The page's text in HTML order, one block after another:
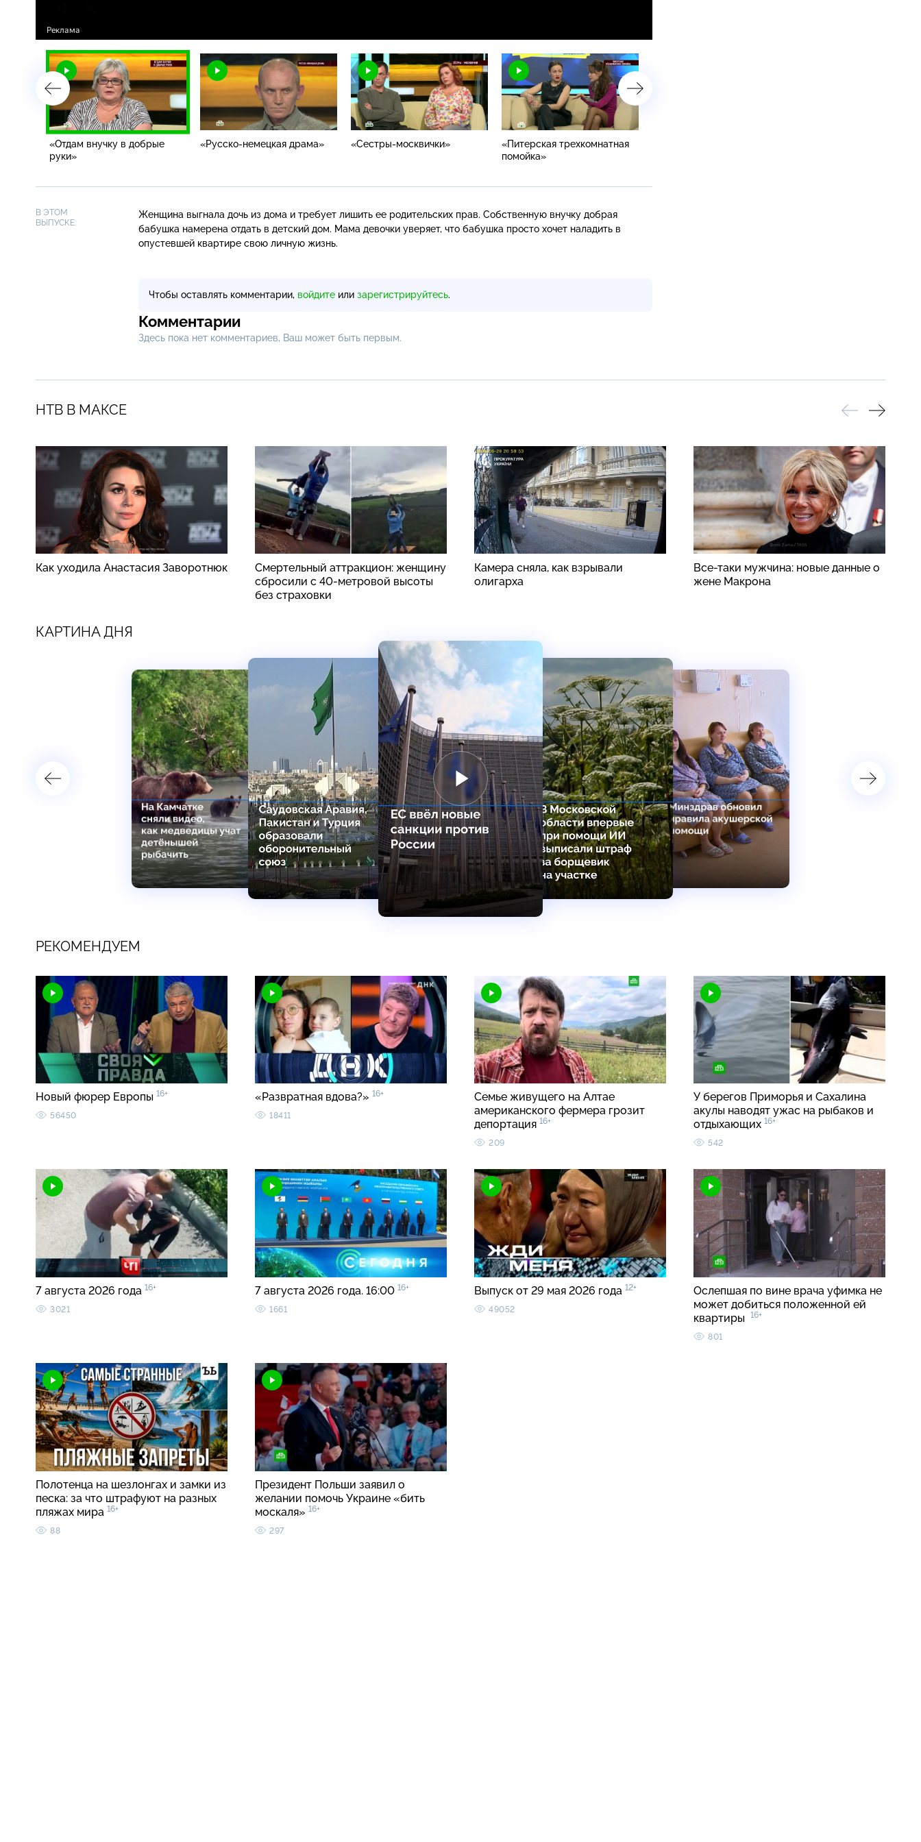
«Отдам внучку в добрые
руки»
«Русско-немецкая драма» «Сестры-москвички»
«Питерская трехкомнатная
помойка»
В ЭТОМ
ВЫПУСКЕ:
Женщина выгнала дочь из дома и требует лишить ее родительских прав. Собственную внучку добрая
бабушка намерена отдать в детский дом. Мама девочки уверяет, что бабушка просто хочет наладить в
опустевшей квартире свою личную жизнь.
Чтобы оставлять комментарии, войдите или зарегистрируйтесь.
Комментарии
Здесь пока нет комментариев, Ваш может быть первым.
НТВ В МАКСЕ
Как уходила Анастасия Заворотнюк
Смертельный аттракцион: женщину
сбросили с 40-метровой высоты
без страховки
Камера сняла, как взрывали
олигарха
Все-таки мужчина: новые данные о
жене Макрона
КАРТИНА ДНЯ
РЕКОМЕНДУЕМ
Новый фюрер Европы 16+
56450
«Развратная вдова?» 16+
18411
Семье живущего на Алтае
американского фермера грозит
депортация 16+
209
У берегов Приморья и Сахалина
акулы наводят ужас на рыбаков и
отдыхающих 16+
542
7 августа 2026 года 16+
3021
7 августа 2026 года. 16:00 16+
1661
Выпуск от 29 мая 2026 года 12+
49052
Ослепшая по вине врача уфимка не
может добиться положенной ей
квартиры
16+
801
Полотенца на шезлонгах и замки из
песка: за что штрафуют на разных
пляжах мира 16+
88
Президент Польши заявил о
желании помочь Украине «бить
москаля» 16+
297